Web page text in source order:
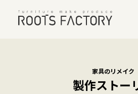
家具のリメイク
製作ストー